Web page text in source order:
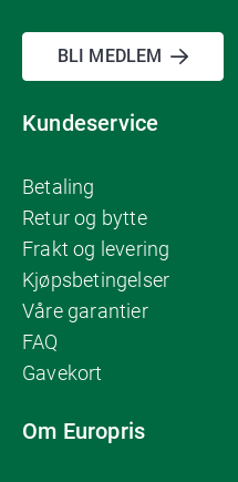
BLI MEDLEM
Kundeservice
Betaling
Retur og bytte
Frakt og levering
Kjøpsbetingelser
Våre garantier
FAQ
Gavekort
Om Europris